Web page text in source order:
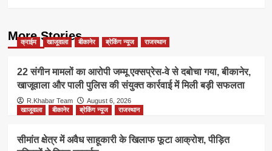
More Stories
क्राईम खाजूवाला बीकानेर ब्रेकिंग न्यूज राजस्थान
22 संगीन मामलों का आरोपी जम्मू एक्सप्रेस-वे से दबोचा गया, बीकानेर,
खाजूवाला और पाली पुलिस की संयुक्त कार्रवाई में मिली बड़ी सफलता
R.Khabar Team
August 6, 2026
खाजूवाला
बीकानेर ब्रेकिंग न्यूज राजस्थान
सीमांत क्षेत्र में अवैध साहूकारी के खिलाफ फूटा आक्रोश, पीड़ित